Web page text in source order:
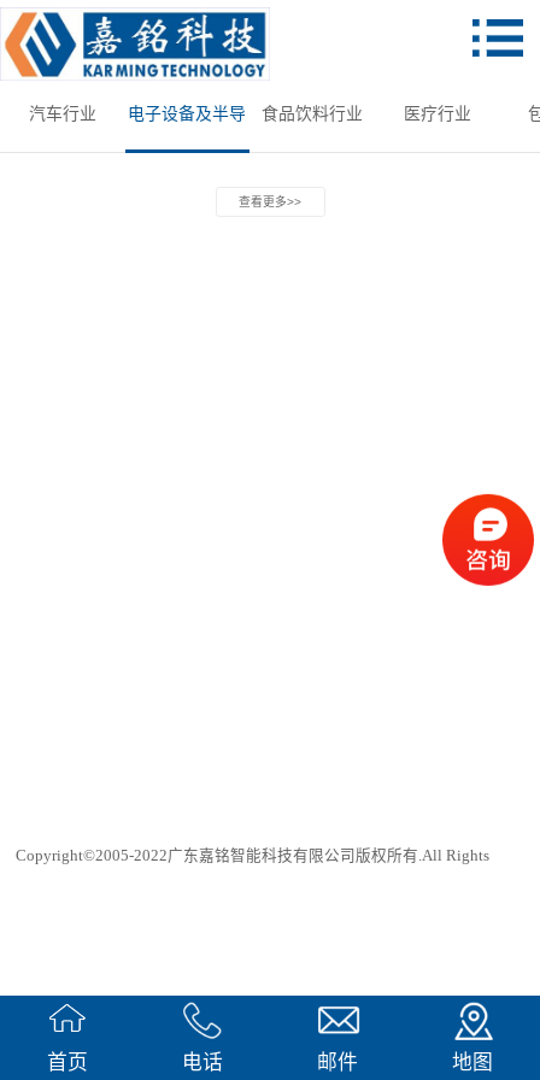
汽车行业 电子设备及半导 食品饮料行业 医疗行业
Copyright©2005-2022广东嘉铭智能科技有限公司版权所有.All Rights
首页 电话 邮件 地图